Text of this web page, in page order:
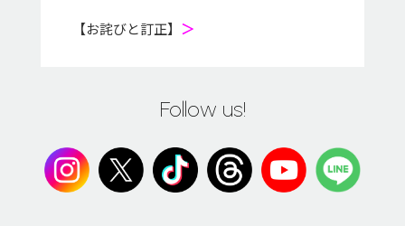
【お詫びと訂正】 ＞
Follow us!